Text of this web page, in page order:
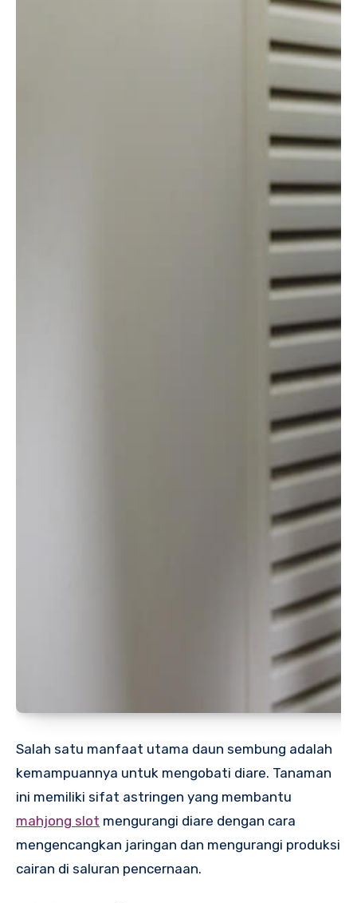
Salah satu manfaat utama daun sembung adalah
kemampuannya untuk mengobati diare. Tanaman
ini memiliki sifat astringen yang membantu
mahjong slot mengurangi diare dengan cara
mengencangkan jaringan dan mengurangi produksi
cairan di saluran pencernaan.